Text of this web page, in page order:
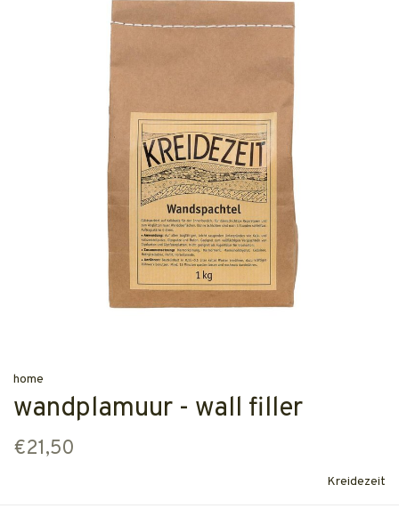
home
wandplamuur - wall filler
€21,50
Kreidezeit